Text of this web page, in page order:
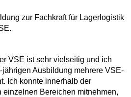
zur Fachkraft für Lagerlogistik
VSE ist sehr vielseitig und ich
Ausbildung mehrere VSE-
Ich konnte innerhalb der
Bereichen mitnehmen,